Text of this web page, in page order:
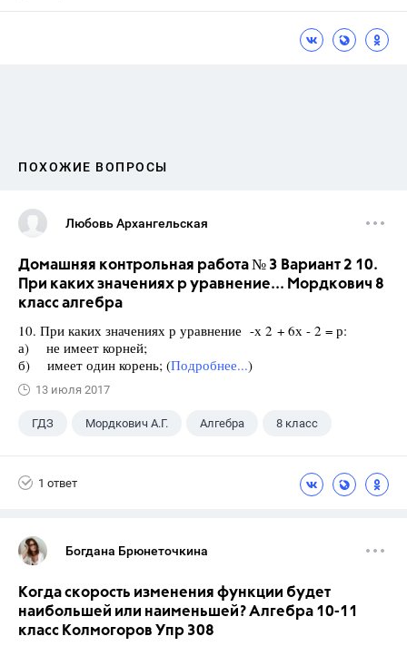
ПОХОЖИЕ ВОПРОСЫ
Любовь Архангельская
Домашняя контрольная работа № 3 Вариант 2 10.
При каких значениях р уравнение... Мордкович 8
класс алгебра
10. При каких значениях р уравнение -х 2 + 6х - 2 = р:
а) не имеет корней;
б) имеет один корень; (Подробнее...)
13 июля 2017
ГДЗ Мордкович А.Г. Алгебра 8 класс
1 ответ
Богдана Брюнеточкина
Когда скорость изменения функции будет
наибольшей или наименьшей? Алгебра 10-11
класс Колмогоров Упр 308